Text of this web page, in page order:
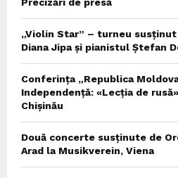
„Violin Star” – turneu
Diana Jipa și pianistul Ștefan
Conferința „Republica
Independență: «Lecția de
Chișinău
Două concerte susținute de
Arad la Musikverein, Viena